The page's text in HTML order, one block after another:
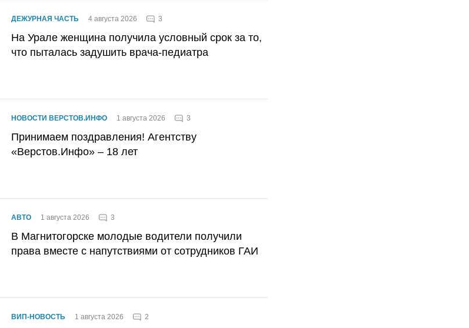
ДЕЖУРНАЯ ЧАСТЬ 4 августа 2026 3
На Урале женщина получила условный срок за то,
что пыталась задушить врача-педиатра
НОВОСТИ ВЕРСТОВ.ИНФО 1 августа 2026 3
Принимаем поздравления! Агентству
«Верстов.Инфо» – 18 лет
АВТО 1 августа 2026 3
В Магнитогорске молодые водители получили
права вместе с напутствиями от сотрудников ГАИ
ВИП-НОВОСТЬ 1 августа 2026 2